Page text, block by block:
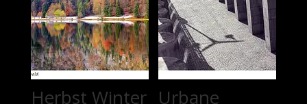
Herbst Winter Urbane